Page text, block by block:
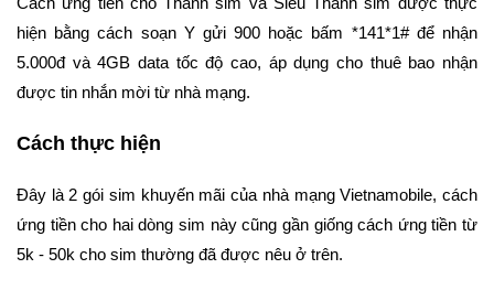
hiện bằng cách soạn Y gửi 900 hoặc bấm *141*1# để nhận
5.000đ và 4GB data tốc độ cao, áp dụng cho thuê bao nhận
được tin nhắn mời từ nhà mạng.
Cách thực hiện
Đây là 2 gói sim khuyến mãi của nhà mạng Vietnamobile, cách
ứng tiền cho hai dòng sim này cũng gần giống cách ứng tiền từ
5k - 50k cho sim thường đã được nêu ở trên.